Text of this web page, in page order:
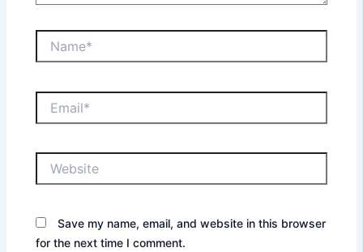
Save my name, email, and website in this browser
for the next time I comment.